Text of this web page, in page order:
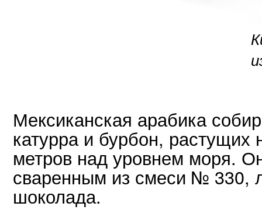
Мексиканская арабика
катурра и бурбон, растущих
метров над уровнем моря.
сваренным из смеси № 330,
шоколада.